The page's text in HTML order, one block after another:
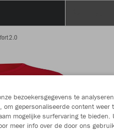
2.0
bezoekersgegevens te
om gepersonaliseerde content weer
mogelijke surfervaring te bieden.
meer info over de door ons